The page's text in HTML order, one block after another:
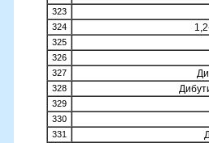
323
324
325
326
327
328
329
330
331